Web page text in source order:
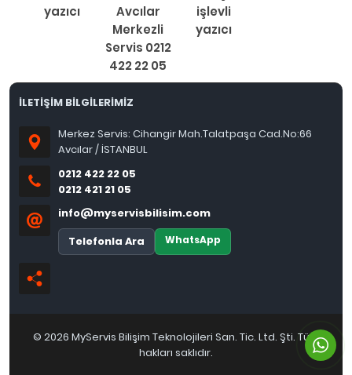
yazıcı
Avcılar
Merkezli
Servis 0212
422 22 05
işlevli
yazıcı
İLETİŞİM BİLGİLERİMİZ
Merkez Servis: Cihangir Mah.Talatpaşa Cad.No:66
Avcılar / İSTANBUL
0212 422 22 05
0212 421 21 05
info@myservisbilisim.com
Telefonla Ara
WhatsApp
© 2026 MyServis Bilişim Teknolojileri San. Tic. Ltd. Şti. Tüm
hakları saklıdır.